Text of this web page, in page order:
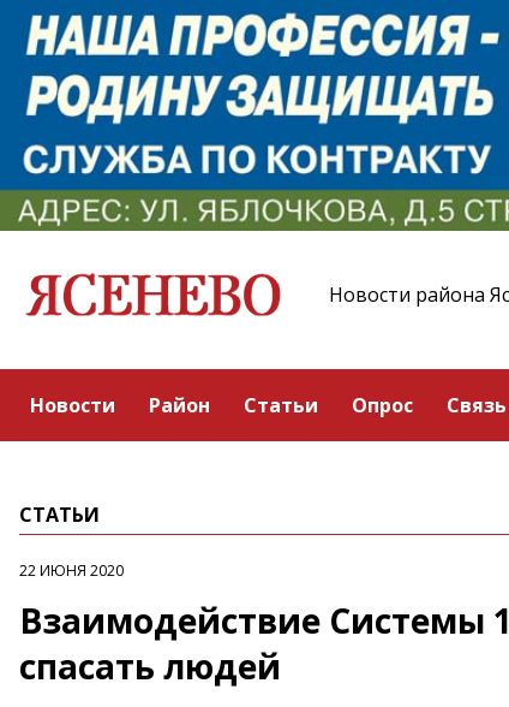
Новости района
Новости Район Статьи Опрос
СТАТЬИ
22 ИЮНЯ 2020
Взаимодействие Системы
спасать людей